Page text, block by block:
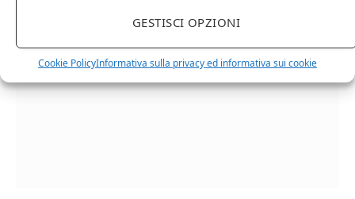
GESTISCI OPZIONI
Cookie PolicyInformativa sulla privacy ed informativa sui cookie